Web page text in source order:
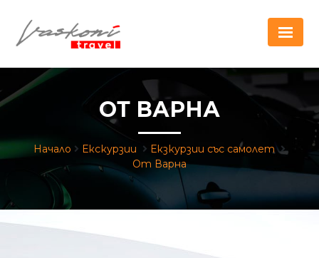
ОТ ВАРНА
Начало Екскурзии
Екзкурзии със самолет
От Варна